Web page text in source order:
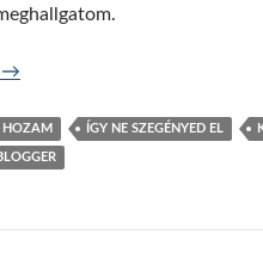
a halállal nyerhetnek? – ÍNSZE
→
HOZAM ÍGY NE SZEGÉNYED EL